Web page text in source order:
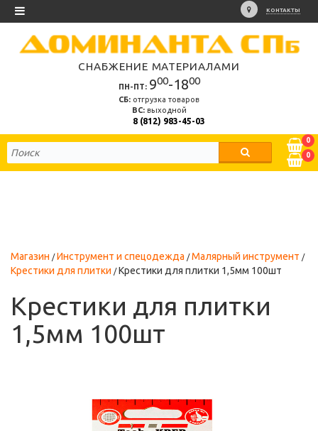
КОНТАКТЫ
СНАБЖЕНИЕ МАТЕРИАЛАМИ
ПН-ПТ: 900-1800
СБ: отгрузка товаров
ВС:выходной
8 (812) 983-45-03
0
0
Магазин Инструмент и спецодежда
Малярный инструмент
Крестики для плитки
Крестики для плитки 1,5мм 100шт
Крестики для плитки
1,5мм 100шт